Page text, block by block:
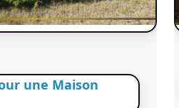
une Maison